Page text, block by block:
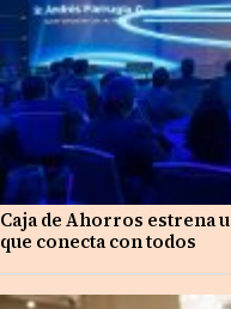
Caja de Ahorros estrena
que conecta con todos